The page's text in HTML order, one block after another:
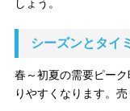
しょう。
シーズンとタイ
春～初夏の需要ピー
りやすくなります。